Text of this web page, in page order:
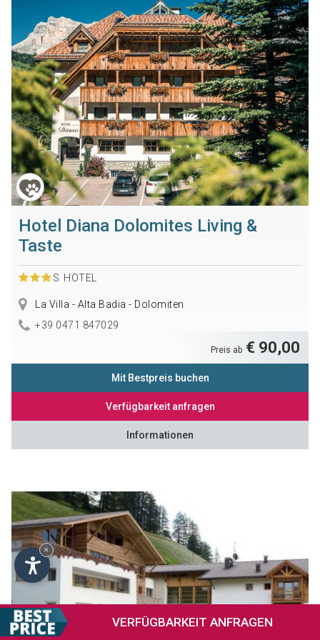
VERFÜGBARKEIT ANFRAGEN
Hotel Diana Dolomites Living &
Taste
S HOTEL
La Villa - Alta Badia - Dolomiten
+39 0471 847029
Preis ab € 90,00
Mit Bestpreis buchen
Verfügbarkeit anfragen
Informationen
×